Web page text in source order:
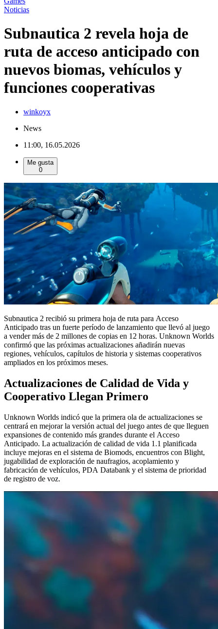
Noticias
Subnautica 2 revela hoja de
ruta de acceso anticipado con
nuevos biomas, vehículos y
funciones cooperativas
winkoyx
News
11:00, 16.05.2026
Me gusta
0
Subnautica 2 recibió su primera hoja de ruta para Acceso
Anticipado tras un fuerte período de lanzamiento que llevó al juego
a vender más de 2 millones de copias en 12 horas. Unknown Worlds
confirmó que las próximas actualizaciones añadirán nuevas
regiones, vehículos, capítulos de historia y sistemas cooperativos
ampliados en los próximos meses.
Actualizaciones de Calidad de Vida y
Cooperativo Llegan Primero
Unknown Worlds indicó que la primera ola de actualizaciones se
centrará en mejorar la versión actual del juego antes de que lleguen
expansiones de contenido más grandes durante el Acceso
Anticipado. La actualización de calidad de vida 1.1 planificada
incluye mejoras en el sistema de Biomods, encuentros con Blight,
jugabilidad de exploración de naufragios, acoplamiento y
fabricación de vehículos, PDA Databank y el sistema de prioridad
de registro de voz.